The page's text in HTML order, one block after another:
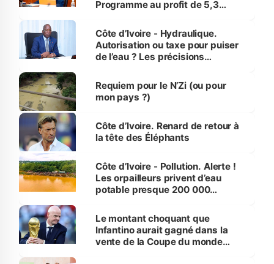
Programme au profit de 5,3
Côte d’Ivoire - Hydraulique.
Autorisation ou taxe pour puiser
de l’eau ? Les précisions
Requiem pour le N’Zi (ou pour
mon pays ?)
Côte d’Ivoire. Renard de retour à
la tête des Éléphants
Côte d’Ivoire - Pollution. Alerte !
Les orpailleurs privent d’eau
potable presque 200 000
Le montant choquant que
Infantino aurait gagné dans la
vente de la Coupe du monde